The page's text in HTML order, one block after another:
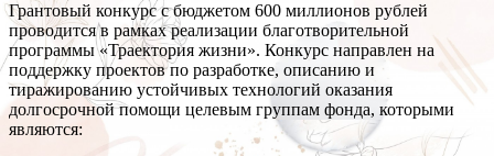
Грантовый конкурс с бюджетом 600 миллионов рублей
проводится в рамках реализации благотворительной
программы «Траектория жизни». Конкурс направлен на
поддержку проектов по разработке, описанию и
тиражированию устойчивых технологий оказания
долгосрочной помощи целевым группам фонда, которыми
являются: